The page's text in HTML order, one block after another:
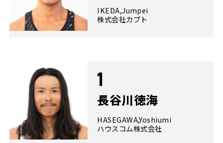
IKEDA,Jumpei
株式会社カブト
1
長谷川徳海
HASEGAWA,Yoshiumi
ハウスコム株式会社